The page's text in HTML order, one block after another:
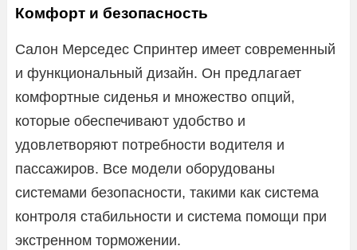
Комфорт и безопасность
Салон Мерседес Спринтер имеет современный
и функциональный дизайн. Он предлагает
комфортные сиденья и множество опций,
которые обеспечивают удобство и
удовлетворяют потребности водителя и
пассажиров. Все модели оборудованы
системами безопасности, такими как система
контроля стабильности и система помощи при
экстренном торможении.